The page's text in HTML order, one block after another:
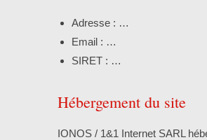
Adresse : …
Email : …
SIRET : …
Hébergement du site
IONOS / 1&1 Internet SARL